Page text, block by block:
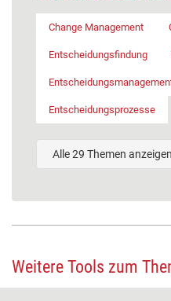
Change Management
Entscheidungsfindung
Entscheidungsprozesse
Alle 29 Themen anzeigen
Weitere Tools zum